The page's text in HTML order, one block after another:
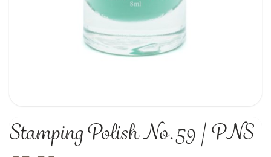
Stamping Polish No.59 | PNS